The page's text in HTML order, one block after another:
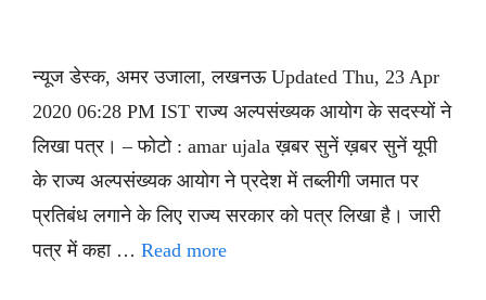
न्यूज डेस्क, अमर उजाला, लखनऊ Updated Thu, 23 Apr
2020 06:28 PM IST राज्य अल्पसंख्यक आयोग के सदस्यों ने
लिखा पत्र। – फोटो : amar ujala ख़बर सुनें ख़बर सुनें यूपी
के राज्य अल्पसंख्यक आयोग ने प्रदेश में तब्लीगी जमात पर
प्रतिबंध लगाने के लिए राज्य सरकार को पत्र लिखा है। जारी
पत्र में कहा … Read more